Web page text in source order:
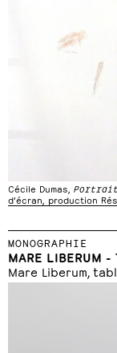
Cécile Dumas, Portrait
d’écran, production
MONOGRAPHIE
MARE LIBERUM -
Mare Liberum,